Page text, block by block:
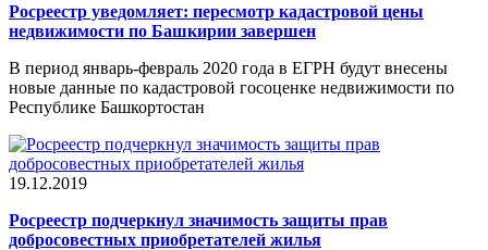
Росреестр уведомляет: пересмотр кадастровой цены
недвижимости по Башкирии завершен
В период январь-февраль 2020 года в ЕГРН будут внесены
новые данные по кадастровой госоценке недвижимости по
Республике Башкортостан
19.12.2019
Росреестр подчеркнул значимость защиты прав
добросовестных приобретателей жилья